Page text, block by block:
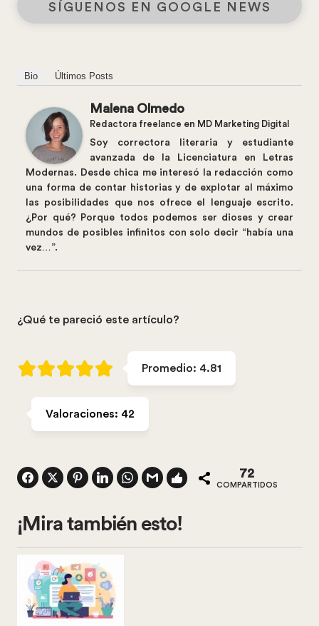
SÍGUENOS EN GOOGLE NEWS
Bio Últimos Posts
Malena Olmedo
Redactora freelance en MD Marketing Digital
Soy correctora literaria y estudiante
avanzada de la Licenciatura en Letras
Modernas. Desde chica me interesó la redacción como
una forma de contar historias y de explotar al máximo
las posibilidades que nos ofrece el lenguaje escrito.
¿Por qué? Porque todos podemos ser dioses y crear
mundos de posibles infinitos con solo decir “había una
vez…”.
¿Qué te pareció este artículo?
Promedio: 4.81
Valoraciones: 42
72
COMPARTIDOS
¡Mira también esto!